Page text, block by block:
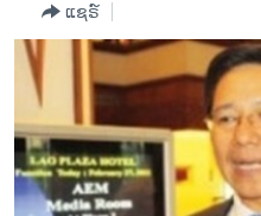
ຊອກຂ່າວ​ຈີນ
ໂລກ
ເອເຊຍ
ອິດສະຫຼະພາບດ້ານການຂ່າວ
ຊີວິດຊາວລາວ
ແຊຣ໌